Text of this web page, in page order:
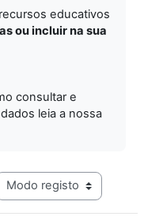
educativos
ou incluir na sua
consultar e
leia a nossa
terciária do